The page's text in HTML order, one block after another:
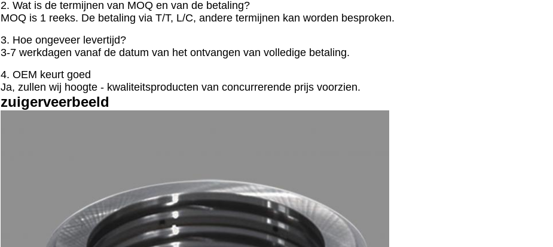
2. Wat is de termijnen van MOQ en van de betaling?
MOQ is 1 reeks. De betaling via T/T, L/C, andere termijnen kan worden besproken.
3. Hoe ongeveer levertijd?
3-7 werkdagen vanaf de datum van het ontvangen van volledige betaling.
4. OEM keurt goed
Ja, zullen wij hoogte - kwaliteitsproducten van concurrerende prijs voorzien.
zuigerveerbeeld